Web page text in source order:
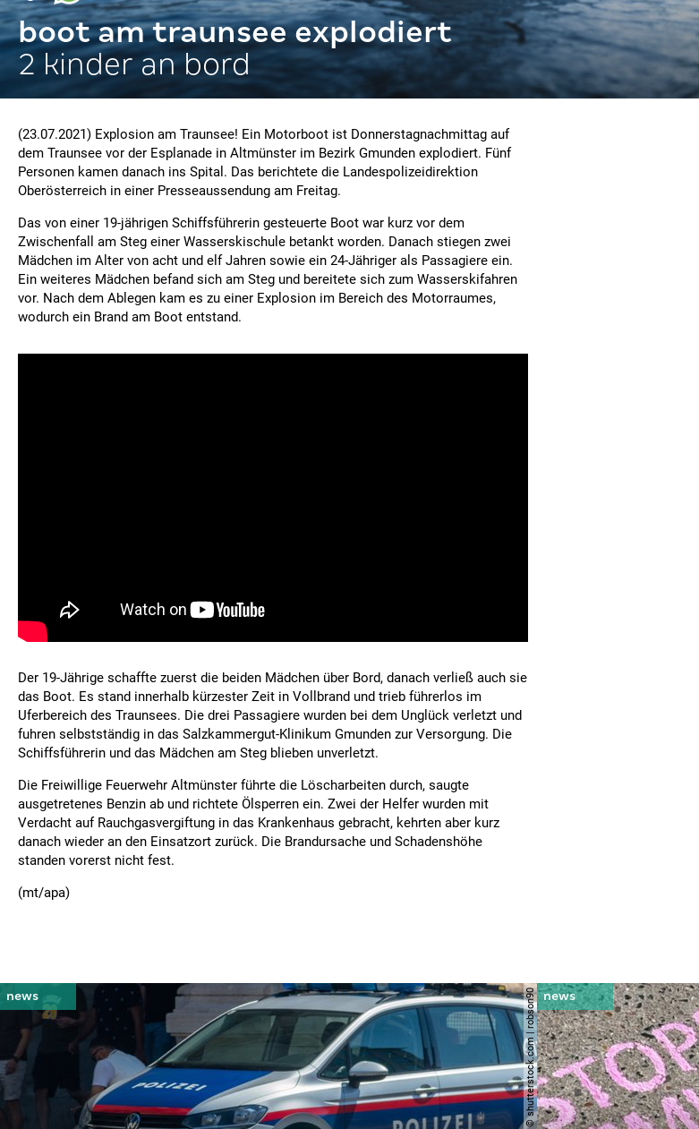
boot am traunsee explodiert
2 kinder an bord
(23.07.2021) Explosion am Traunsee! Ein Motorboot ist Donnerstagnachmittag auf
dem Traunsee vor der Esplanade in Altmünster im Bezirk Gmunden explodiert. Fünf
Personen kamen danach ins Spital. Das berichtete die Landespolizeidirektion
Oberösterreich in einer Presseaussendung am Freitag.
Das von einer 19-jährigen Schiffsführerin gesteuerte Boot war kurz vor dem
Zwischenfall am Steg einer Wasserskischule betankt worden. Danach stiegen zwei
Mädchen im Alter von acht und elf Jahren sowie ein 24-Jähriger als Passagiere ein.
Ein weiteres Mädchen befand sich am Steg und bereitete sich zum Wasserskifahren
vor. Nach dem Ablegen kam es zu einer Explosion im Bereich des Motorraumes,
wodurch ein Brand am Boot entstand.
Der 19-Jährige schaffte zuerst die beiden Mädchen über Bord, danach verließ auch sie
das Boot. Es stand innerhalb kürzester Zeit in Vollbrand und trieb führerlos im
Uferbereich des Traunsees. Die drei Passagiere wurden bei dem Unglück verletzt und
fuhren selbstständig in das Salzkammergut-Klinikum Gmunden zur Versorgung. Die
Schiffsführerin und das Mädchen am Steg blieben unverletzt.
Die Freiwillige Feuerwehr Altmünster führte die Löscharbeiten durch, saugte
ausgetretenes Benzin ab und richtete Ölsperren ein. Zwei der Helfer wurden mit
Verdacht auf Rauchgasvergiftung in das Krankenhaus gebracht, kehrten aber kurz
danach wieder an den Einsatzort zurück. Die Brandursache und Schadenshöhe
standen vorerst nicht fest.
(mt/apa)
© shutterstock.com | robson90